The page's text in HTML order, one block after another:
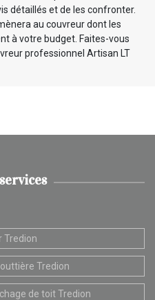
détaillés et de les confronter.
au couvreur dont les
à votre budget. Faites-vous
professionnel Artisan LT
Tredion
Tredion
de toit Tredion